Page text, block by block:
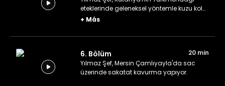
eteklerinde geleneksel yöntemle kuzu kol
pişiriyor.
+ Más
6. Bölüm
20 min
Yılmaz Şef, Mersin Çamlıyayla'da sac
üzerinde sakatat kavurma yapıyor.